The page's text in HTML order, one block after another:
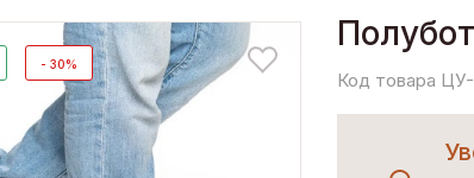
- 30%
Код товара